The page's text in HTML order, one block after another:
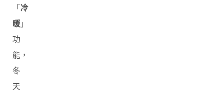
「 冷
暖 」
功
能，
冬
天